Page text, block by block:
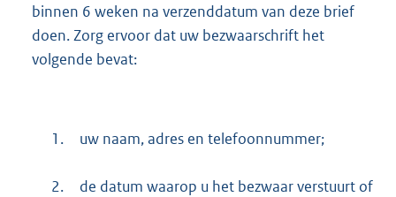
binnen 6 weken na verzenddatum van deze brief
doen. Zorg ervoor dat uw bezwaarschrift het
volgende bevat:
1. uw naam, adres en telefoonnummer;
2.
de datum waarop u het bezwaar verstuurt of